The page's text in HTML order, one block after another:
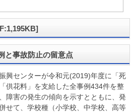
事故防止の留意点
興センターが令和元(2019)年度に「死
供花料」を支給した全事例434件を整
障害の発生の傾向を示すとともに、発
せて、学校種（小学校、中学校、高等